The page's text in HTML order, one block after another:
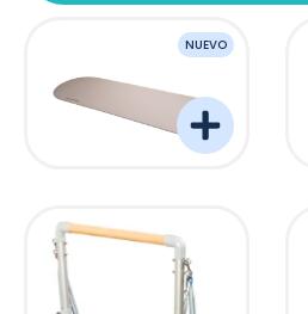
NUEVO